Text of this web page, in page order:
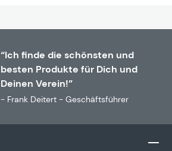
“Ich finde die schönsten und
besten Produkte für Dich und
Deinen Verein!”
- Frank Deitert - Geschäftsführer